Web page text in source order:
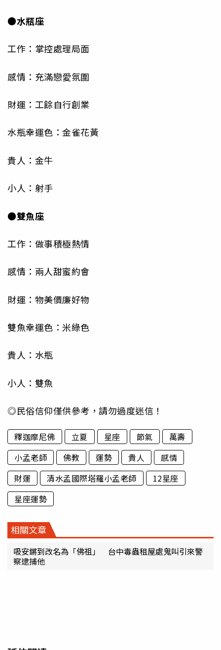
●水瓶座
工作：掌控處理局面
感情：充滿戀愛氛圍
財運：工餘自行創業
水瓶幸運色：金雀花黃
貴人：金牛
小人：射手
●雙魚座
工作：做事積極熱情
感情：兩人甜蜜約會
財運：物美價廉好物
雙魚幸運色：米綠色
貴人：水瓶
小人：雙魚
◎民俗信仰僅供參考，請勿過度迷信！
釋迦摩尼佛 立夏 星座 節氣
萬壽
小孟老師
佛教 運勢 貴人
感情
財運
清水孟國際塔羅小孟老師
12星座
星座運勢
相關文章
吸安鏘到改名為「佛祖」 台中毒蟲租屋處鬼叫引來警
察逮捕他